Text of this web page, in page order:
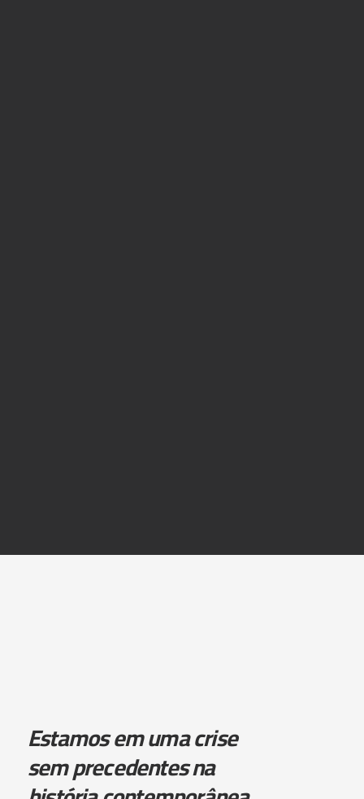
Estamos em uma crise
sem precedentes na